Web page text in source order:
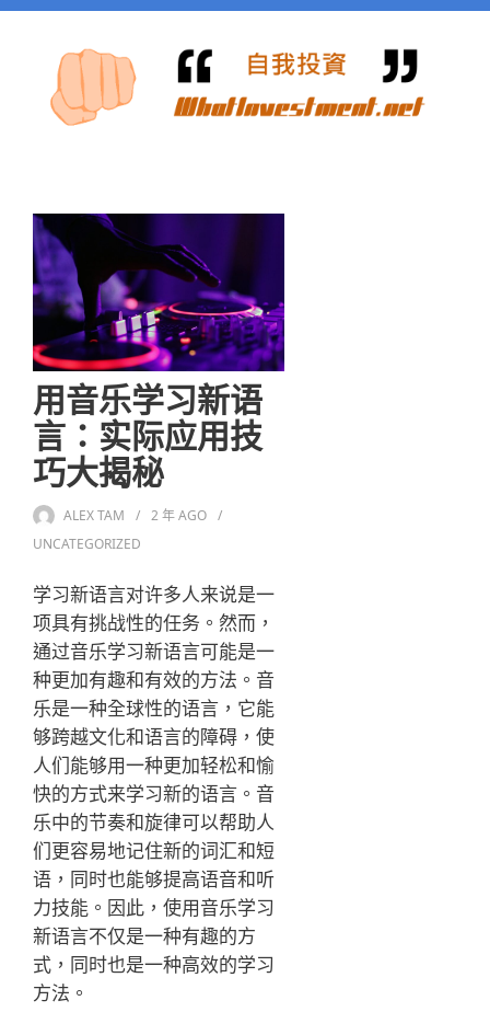
用音乐学习新语
言：实际应用技
巧大揭秘
ALEX TAM 2 年AGO
UNCATEGORIZED
学习新语言对许多人来说是一
项具有挑战性的任务。然而，
通过音乐学习新语言可能是一
种更加有趣和有效的方法。音
乐是一种全球性的语言，它能
够跨越文化和语言的障碍，使
人们能够用一种更加轻松和愉
快的方式来学习新的语言。音
乐中的节奏和旋律可以帮助人
们更容易地记住新的词汇和短
语，同时也能够提高语音和听
力技能。因此，使用音乐学习
新语言不仅是一种有趣的方
式，同时也是一种高效的学习
方法。